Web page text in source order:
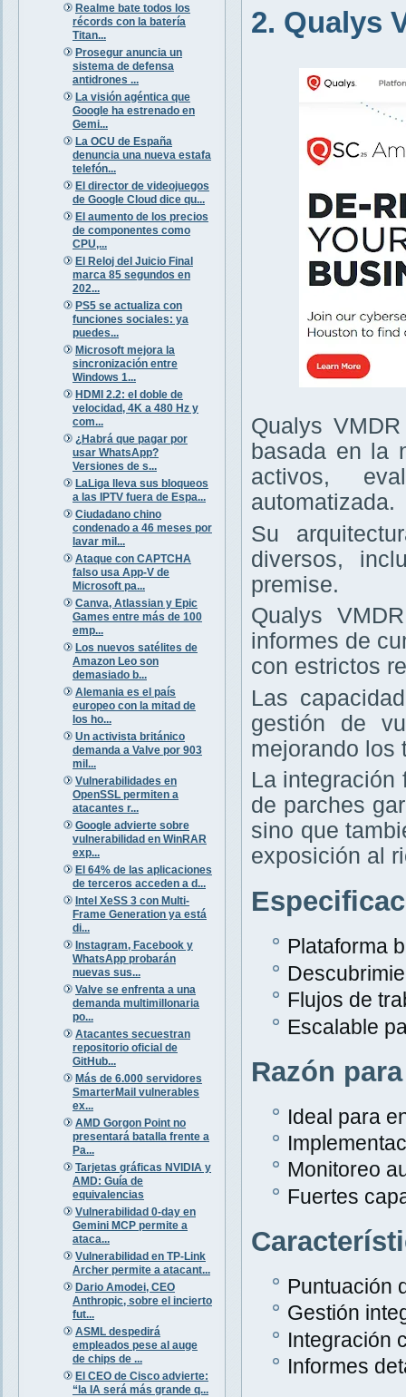
Realme bate todos los
récords con la batería
Titan...
Prosegur anuncia un
sistema de defensa
antidrones ...
La visión agéntica que
Google ha estrenado en
Gemi...
La OCU de España
denuncia una nueva estafa
telefón...
El director de videojuegos
de Google Cloud dice qu...
El aumento de los precios
de componentes como
CPU,...
El Reloj del Juicio Final
marca 85 segundos en
202...
PS5 se actualiza con
funciones sociales: ya
puedes...
Microsoft mejora la
sincronización entre
Windows 1...
HDMI 2.2: el doble de
velocidad, 4K a 480 Hz y
com...
¿Habrá que pagar por
usar WhatsApp?
Versiones de s...
LaLiga lleva sus bloqueos
a las IPTV fuera de Espa...
Ciudadano chino
condenado a 46 meses por
lavar mil...
Ataque con CAPTCHA
falso usa App-V de
Microsoft pa...
Canva, Atlassian y Epic
Games entre más de 100
emp...
Los nuevos satélites de
Amazon Leo son
demasiado b...
Alemania es el país
europeo con la mitad de
los ho...
Un activista británico
demanda a Valve por 903
mil...
Vulnerabilidades en
OpenSSL permiten a
atacantes r...
Google advierte sobre
vulnerabilidad en WinRAR
exp...
El 64% de las aplicaciones
de terceros acceden a d...
Intel XeSS 3 con Multi-
Frame Generation ya está
di...
Instagram, Facebook y
WhatsApp probarán
nuevas sus...
Valve se enfrenta a una
demanda multimillonaria
po...
Atacantes secuestran
repositorio oficial de
GitHub...
Más de 6.000 servidores
SmarterMail vulnerables
ex...
AMD Gorgon Point no
presentará batalla frente a
Pa...
Tarjetas gráficas NVIDIA y
AMD: Guía de
equivalencias
Vulnerabilidad 0-day en
Gemini MCP permite a
ataca...
Vulnerabilidad en TP-Link
Archer permite a atacant...
Dario Amodei, CEO
Anthropic, sobre el incierto
fut...
ASML despedirá
empleados pese al auge
de chips de ...
El CEO de Cisco advierte:
“la IA será más grande q...
2. Qualys
Qualys
basada en la
activos,
automatizada.
Su
diversos,
premise.
Qualys
informes de
con estrictos
Las
gestión de
mejorando los
La integración
de parches
sino que
exposición al
Plataforma
Flujos de
Escalable
Razón
Ideal para
Monitoreo
Fuertes
Puntuación
Gestión
Integración
Informes